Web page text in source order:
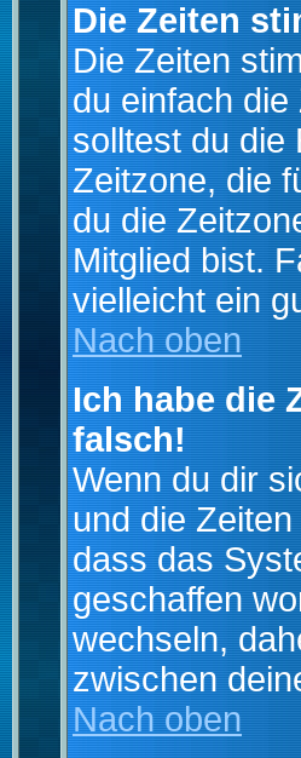
Die Zeiten
Die Zeiten
du einfach
solltest du die
Zeitzone, die
du die
Mitglied bist.
vielleicht ein
Nach oben
Ich habe die
falsch!
Wenn du dir
und die
dass das
geschaffen
wechseln,
zwischen
Nach oben